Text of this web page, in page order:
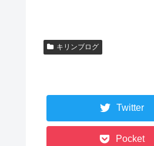
キリンブログ
Twitter
Pocket